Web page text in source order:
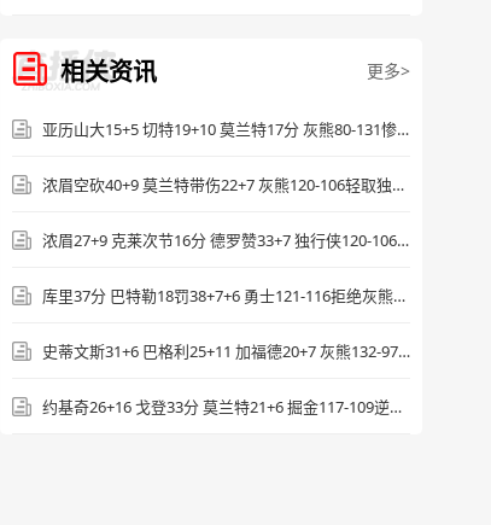
相关资讯 更多>
亚历山大15+5 切特19+10 莫兰特17分 灰熊80-131惨败雷霆
浓眉空砍40+9 莫兰特带伤22+7 灰熊120-106轻取独行侠晋级季后赛
浓眉27+9 克莱次节16分 德罗赞33+7 独行侠120-106淘汰国王
库里37分 巴特勒18罚38+7+6 勇士121-116拒绝灰熊逆转
史蒂文斯31+6 巴格利25+11 加福德20+7 灰熊132-97大胜独行侠
约基奇26+16 戈登33分 莫兰特21+6 掘金117-109逆转灰熊守住第四